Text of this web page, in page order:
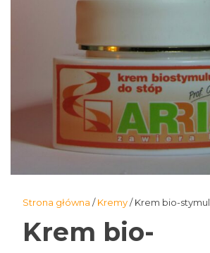
Strona główna /Kremy/ Krem bio-
Krem bio-